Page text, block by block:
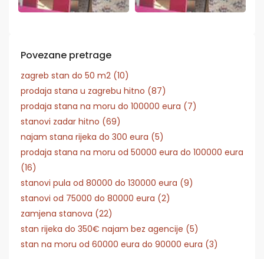
Povezane pretrage
zagreb stan do 50 m2 (10)
prodaja stana u zagrebu hitno (87)
prodaja stana na moru do 100000 eura (7)
stanovi zadar hitno (69)
najam stana rijeka do 300 eura (5)
prodaja stana na moru od 50000 eura do 100000 eura
(16)
stanovi pula od 80000 do 130000 eura (9)
stanovi od 75000 do 80000 eura (2)
zamjena stanova (22)
stan rijeka do 350€ najam bez agencije (5)
stan na moru od 60000 eura do 90000 eura (3)